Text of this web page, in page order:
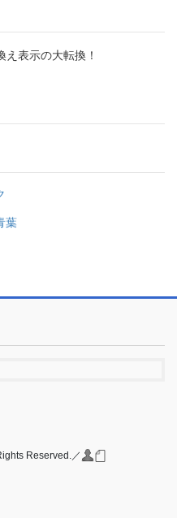
表示の大転換！
葉
Reserved.／